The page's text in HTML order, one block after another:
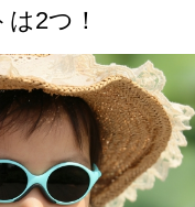
2つ！